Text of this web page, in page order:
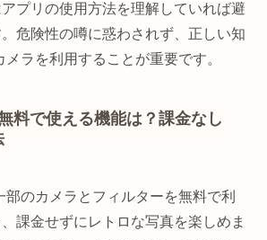
プリの使用方法を理解していれば避
危険性の噂に惑わされず、正しい知
ラを利用することが重要です。
料で使える機能は？課金なし
部のカメラとフィルターを無料で利
課金せずにレトロな写真を楽しめま